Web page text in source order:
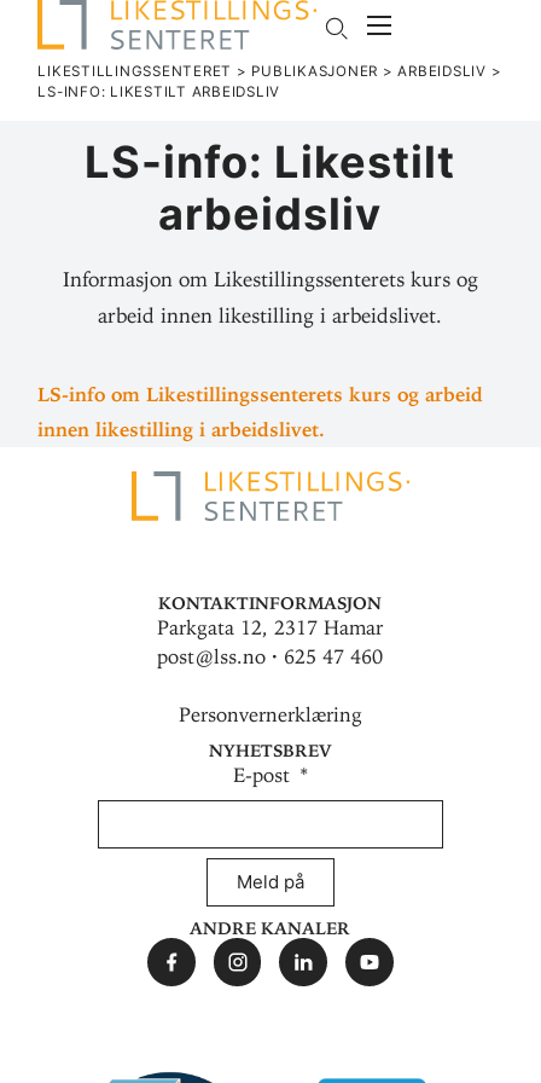
LIKESTILLINGSSENTERET > PUBLIKASJONER >ARBEIDSLIV >
LS-INFO: LIKE­STILT ARBEIDSLIV
LS-info: Like­stilt
arbeidsliv
Informasjon om Likestillingssenterets kurs og
arbeid innen likestilling i arbeidslivet.
LS-info om Like­stil­lings­sen­terets kurs og arbeid
innen like­stilling i arbeidslivet.
Kontaktinformasjon
Parkgata 12, 2317 Hamar
post@lss.no · 625 47 460
Personvernerklæring
Nyhetsbrev
E-post
Meld på
Andre kanaler